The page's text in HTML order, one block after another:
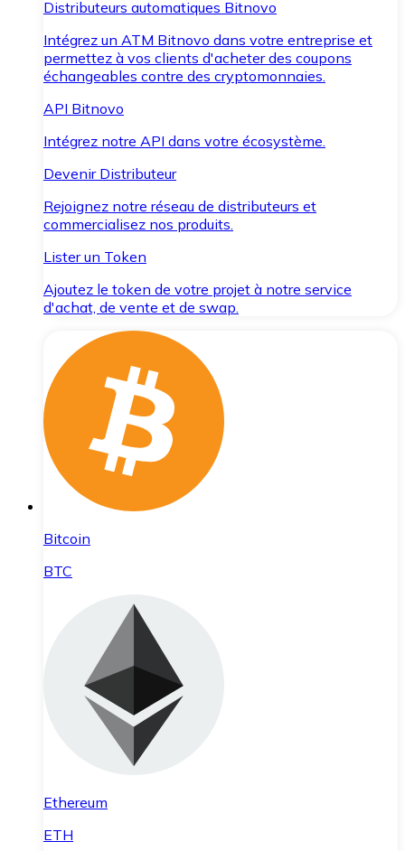
Distributeurs automatiques Bitnovo
Intégrez un ATM Bitnovo dans votre entreprise et
permettez à vos clients d'acheter des coupons
échangeables contre des cryptomonnaies.
API Bitnovo
Intégrez notre API dans votre écosystème.
Devenir Distributeur
Rejoignez notre réseau de distributeurs et
commercialisez nos produits.
Lister un Token
Ajoutez le token de votre projet à notre service
d'achat, de vente et de swap.
Bitcoin
BTC
Ethereum
ETH